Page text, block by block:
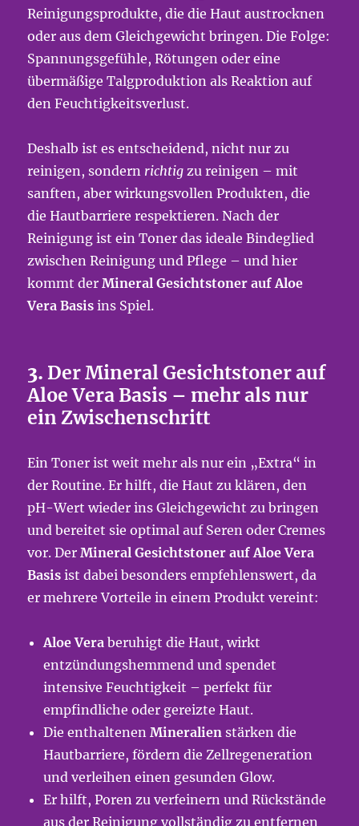
Reinigungsprodukte, die die Haut austrocknen
oder aus dem Gleichgewicht bringen. Die Folge:
Spannungsgefühle, Rötungen oder eine
übermäßige Talgproduktion als Reaktion auf
den Feuchtigkeitsverlust.
Deshalb ist es entscheidend, nicht nur zu
reinigen, sondern richtig zu reinigen – mit
sanften, aber wirkungsvollen Produkten, die
die Hautbarriere respektieren. Nach der
Reinigung ist ein Toner das ideale Bindeglied
zwischen Reinigung und Pflege – und hier
kommt derMineral Gesichtstoner auf Aloe
Vera Basis ins Spiel.
3.Der Mineral Gesichtstoner auf
Aloe Vera Basis – mehr als nur
ein Zwischenschritt
Ein Toner ist weit mehr als nur ein „Extra“ in
der Routine. Er hilft, die Haut zu klären, den
pH-Wert wieder ins Gleichgewicht zu bringen
und bereitet sie optimal auf Seren oder Cremes
vor. DerMineral Gesichtstoner auf Aloe Vera
Basis ist dabei besonders empfehlenswert, da
er mehrere Vorteile in einem Produkt vereint:
Aloe Vera beruhigt die Haut, wirkt
entzündungshemmend und spendet
intensive Feuchtigkeit – perfekt für
empfindliche oder gereizte Haut.
Die enthaltenenMineralien stärken die
Hautbarriere, fördern die Zellregeneration
und verleihen einen gesunden Glow.
Er hilft, Poren zu verfeinern und Rückstände
aus der Reinigung vollständig zu entfernen